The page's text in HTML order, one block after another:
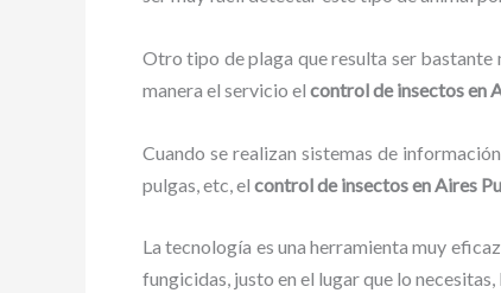
Otro tipo de plaga que resulta ser bastante
manera el servicio el control de insectos en
Cuando se realizan sistemas de
pulgas, etc, el control de insectos en Aires
La tecnología es una herramienta muy
fungicidas, justo en el lugar que lo